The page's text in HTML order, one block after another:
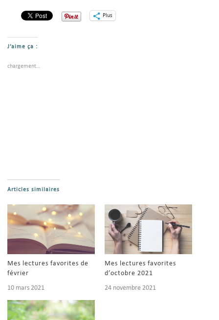
Plus
J’aime ça :
chargement…
Articles similaires
Mes lectures favorites de
février
10 mars 2021
Mes lectures favorites
d’octobre 2021
24 novembre 2021